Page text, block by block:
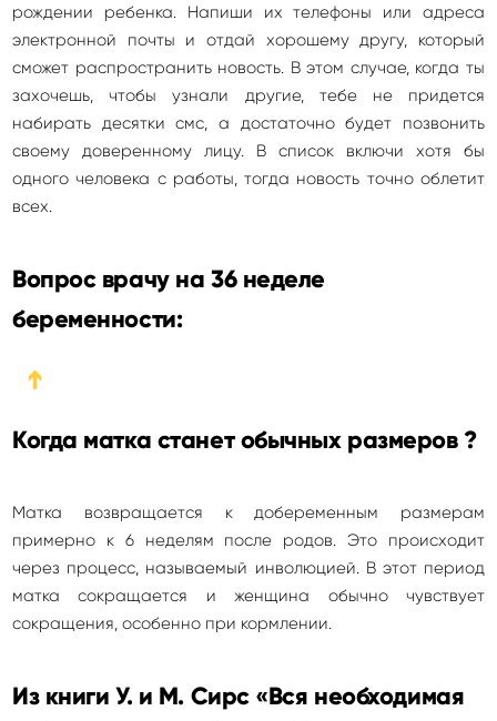
рождении ребенка. Напиши их телефоны или адреса
электронной почты и отдай хорошему другу, который
сможет распространить новость. В этом случае, когда ты
захочешь, чтобы узнали другие, тебе не придется
набирать десятки смс, а достаточно будет позвонить
своему доверенному лицу. В список включи хотя бы
одного человека с работы, тогда новость точно облетит
всех.
Вопрос врачу на 36 неделе
беременности:
➔
Когда матка станет обычных размеров ?
Матка возвращается к добеременным размерам
примерно к 6 неделям после родов. Это происходит
через процесс, называемый инволюцией. В этот период
матка сокращается и женщина обычно чувствует
сокращения, особенно при кормлении.
Из книги У. и М. Сирс «Вся необходимая